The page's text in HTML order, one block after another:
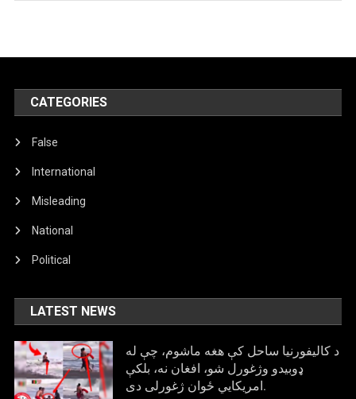
CATEGORIES
False
International
Misleading
National
Political
LATEST NEWS
د کالیفورنیا ساحل کې هغه ماشوم، چې له
ډوبیدو وژغورل شو، افغان نه، بلکې
امریکایي ځوان ژغورلی دی.